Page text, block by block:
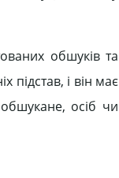
обшуків та
підстав, і він має
осіб чи